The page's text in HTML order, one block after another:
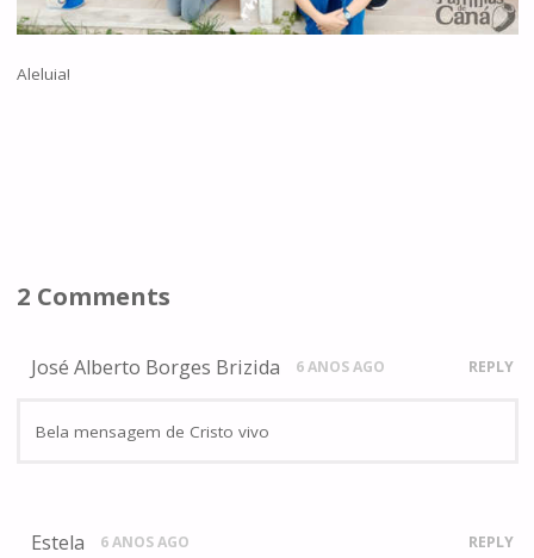
Aleluia!
2 Comments
José Alberto Borges Brizida 6 ANOS AGO REPLY
Bela mensagem de Cristo vivo
Estela 6 ANOS AGO REPLY